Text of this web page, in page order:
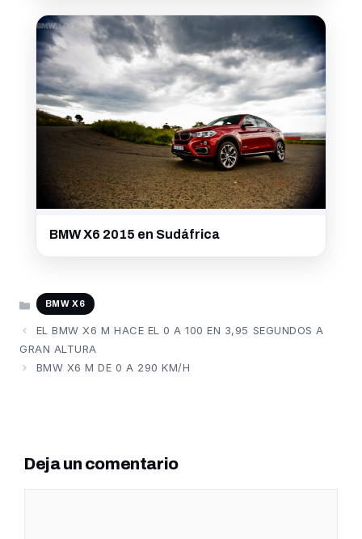
BMW X6 2015 en Sudáfrica
CATEGORÍAS
BMW X6
EL BMW X6 M HACE EL 0 A 100 EN 3,95 SEGUNDOS A
GRAN ALTURA
BMW X6 M DE 0 A 290 KM/H
Deja un comentario